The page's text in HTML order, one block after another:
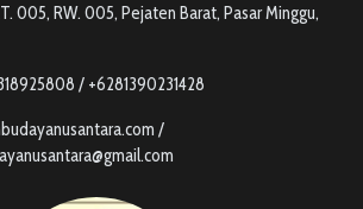
005, RW. 005, Pejaten Barat, Pasar Minggu,
/ +6281390231428
/